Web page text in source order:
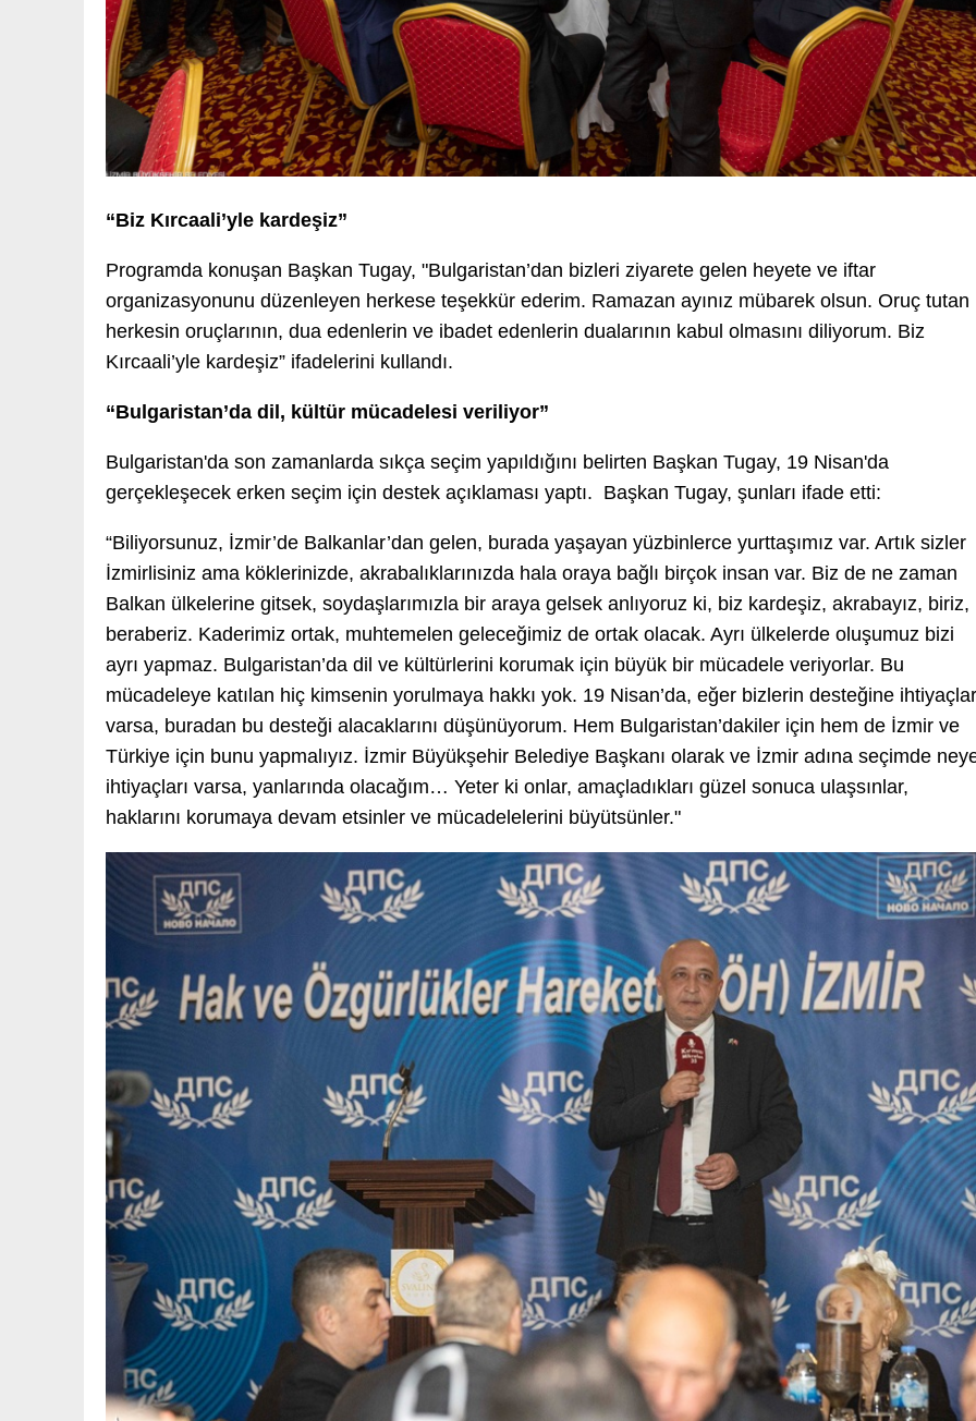
“Biz Kırcaali’yle kardeşiz”
Programda konuşan Başkan Tugay, "Bulgaristan’dan bizleri ziyarete gelen heyete ve iftar
organizasyonunu düzenleyen herkese teşekkür ederim. Ramazan ayınız mübarek olsun. Oruç tutan
herkesin oruçlarının, dua edenlerin ve ibadet edenlerin dualarının kabul olmasını diliyorum. Biz
Kırcaali’yle kardeşiz” ifadelerini kullandı.
“Bulgaristan’da dil, kültür mücadelesi veriliyor”
Bulgaristan'da son zamanlarda sıkça seçim yapıldığını belirten Başkan Tugay, 19 Nisan'da
gerçekleşecek erken seçim için destek açıklaması yaptı. Başkan Tugay, şunları ifade etti:
“Biliyorsunuz, İzmir’de Balkanlar’dan gelen, burada yaşayan yüzbinlerce yurttaşımız var. Artık sizler
İzmirlisiniz ama köklerinizde, akrabalıklarınızda hala oraya bağlı birçok insan var. Biz de ne zaman
Balkan ülkelerine gitsek, soydaşlarımızla bir araya gelsek anlıyoruz ki, biz kardeşiz, akrabayız, biriz,
beraberiz. Kaderimiz ortak, muhtemelen geleceğimiz de ortak olacak. Ayrı ülkelerde oluşumuz bizi
ayrı yapmaz. Bulgaristan’da dil ve kültürlerini korumak için büyük bir mücadele veriyorlar. Bu
mücadeleye katılan hiç kimsenin yorulmaya hakkı yok. 19 Nisan’da, eğer bizlerin desteğine
varsa, buradan bu desteği alacaklarını düşünüyorum. Hem Bulgaristan’dakiler için hem de İzmir ve
Türkiye için bunu yapmalıyız. İzmir Büyükşehir Belediye Başkanı olarak ve İzmir adına seçimde
ihtiyaçları varsa, yanlarında olacağım… Yeter ki onlar, amaçladıkları güzel sonuca ulaşsınlar,
haklarını korumaya devam etsinler ve mücadelelerini büyütsünler."